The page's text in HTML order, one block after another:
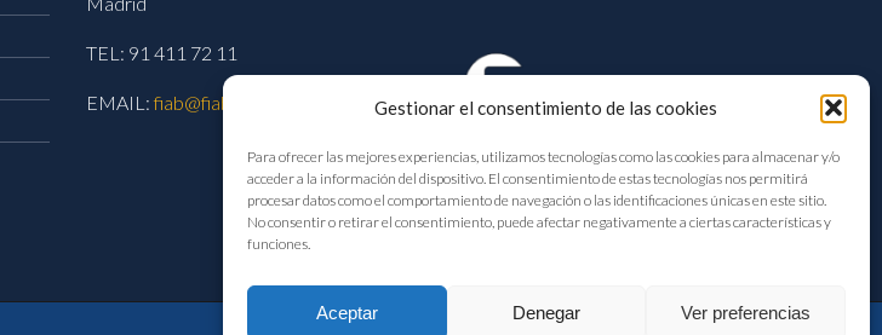
Gestionar el consentimiento de las cookies
Para ofrecer las mejores experiencias, utilizamos tecnologías como las cookies para almacenar y/o
acceder a la información del dispositivo. El consentimiento de estas tecnologías nos permitirá
procesar datos como el comportamiento de navegación o las identificaciones únicas en este sitio.
No consentir o retirar el consentimiento, puede afectar negativamente a ciertas características y
funciones.
Aceptar Denegar Ver preferencias
TEL: 91 411 72 11
EMAIL:fiab@fiab.es